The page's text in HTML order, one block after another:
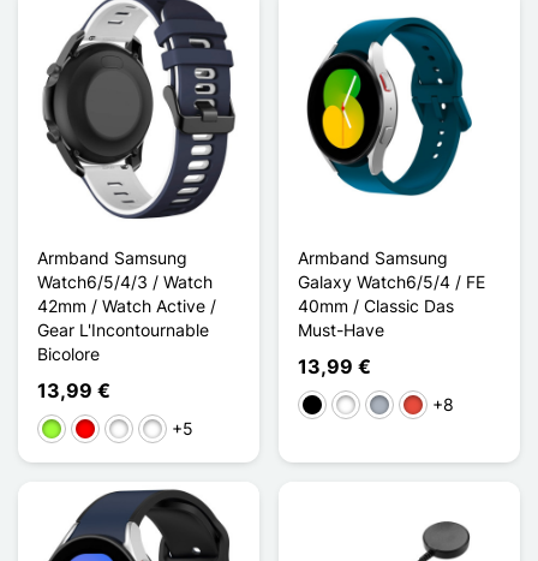
Armband Samsung
Watch6/5/4/3 / Watch
42mm / Watch Active /
Gear L'Incontournable
Bicolore
13,99 €
Apfelgrün
Rouge / Noir
Noir / Bleu
Noir / Rouge
+5
Armband Samsung
Galaxy Watch6/5/4 / FE
40mm / Classic Das
Must-Have
13,99 €
Schwarz
WeißGrauRot +8